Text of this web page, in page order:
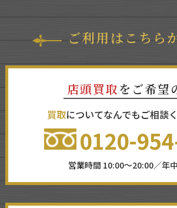
ご利用はこちら
店頭買取 をご希望
買取についてなんでもご相談
0120-
営業時間 10:00～20:00／年